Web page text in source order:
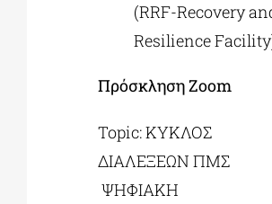
(RRF-Recovery
Resilience
ΠρόσκλησηZoom
Topic: ΚΥΚΛΟΣ
ΔΙΑΛΕΞΕΩΝ ΠΜΣ
ΨΗΦΙΑΚΗ